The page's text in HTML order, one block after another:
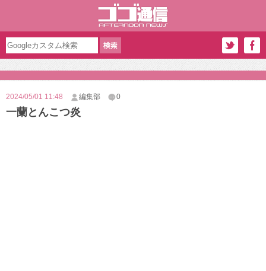
2024/05/01 11:48 編集部 0
一蘭とんこつ炎